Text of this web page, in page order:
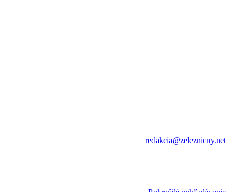
redakcia@zeleznicny.net